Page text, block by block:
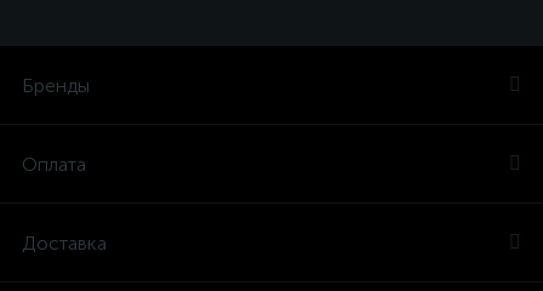
Бренды
Оплата
Доставка